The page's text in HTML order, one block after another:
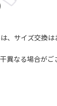
サイズ交換は
なる場合がご